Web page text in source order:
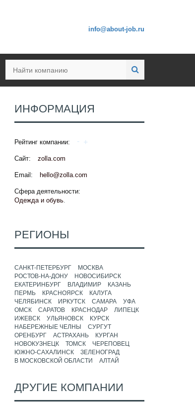
info@about-job.ru
ИНФОРМАЦИЯ
Рейтинг компании:
Сайт: zolla.com
Email: hello@zolla.com
Сфера деятельности:
Одежда и обувь.
РЕГИОНЫ
САНКТ-ПЕТЕРБУРГ
МОСКВА
РОСТОВ-НА-ДОНУ
НОВОСИБИРСК
ЕКАТЕРИНБУРГ
ВЛАДИМИР
КАЗАНЬ
ПЕРМЬ
КРАСНОЯРСК
КАЛУГА
ЧЕЛЯБИНСК
ИРКУТСК САМАРА
УФА
ОМСК
САРАТОВ КРАСНОДАР
ЛИПЕЦК
ИЖЕВСК
УЛЬЯНОВСК
КУРСК
НАБЕРЕЖНЫЕ ЧЕЛНЫ
СУРГУТ
ОРЕНБУРГ
АСТРАХАНЬ
КУРГАН
НОВОКУЗНЕЦК
ТОМСК
ЧЕРЕПОВЕЦ
ЮЖНО-САХАЛИНСК
ЗЕЛЕНОГРАД
В МОСКОВСКОЙ ОБЛАСТИ
АЛТАЙ
ДРУГИЕ КОМПАНИИ